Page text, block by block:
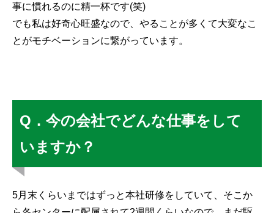
事に慣れるのに精一杯です(笑)
でも私は好奇心旺盛なので、やることが多くて大変なこ
とがモチベーションに繋がっています。
Q．今の会社でどんな仕事をして
いますか？
5月末くらいまではずっと本社研修をしていて、そこか